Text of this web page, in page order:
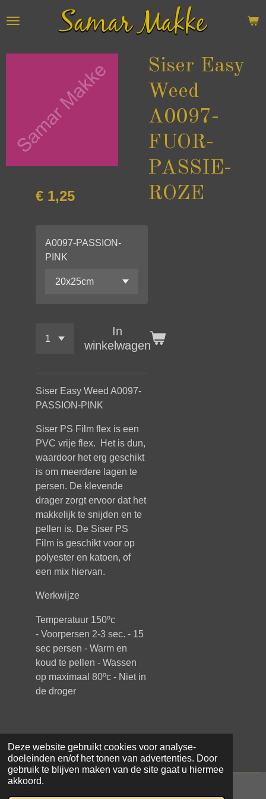
Deze website gebruikt cookies voor analyse-
doeleinden en/of het tonen van advertenties. Door
gebruik te blijven maken van de site gaat u hiermee
akkoord.
direct
de
Siser Easy
Weed
A0097-
FUOR-
PASSIE-
ROZE
€ 1,25
A0097-PASSION-
PINK
In
winkelwagen
Siser Easy Weed A0097-
PASSION-PINK
Siser PS Film flex is een
PVC vrije flex. Het is dun,
waardoor het erg geschikt
is om meerdere lagen te
persen. De klevende
drager zorgt ervoor dat het
makkelijk te snijden en te
pellen is. De Siser PS
Film is geschikt voor op
polyester en katoen, of
een mix hiervan.
Werkwijze
Temperatuur 150ºc
- Voorpersen 2-3 sec. - 15
sec persen - Warm en
koud te pellen - Wassen
op maximaal 80ºc - Niet in
de droger